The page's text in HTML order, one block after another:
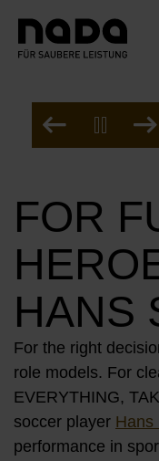
HOME
THE INITIATIVE
OUR
OUR CAMPAIGNS
ACTIONS
MITMACHEN
Slide-
FOR
HANS
For the right
role models. For
EVERYTHING,
soccer player Hans
performance in